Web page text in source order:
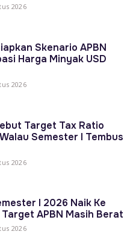
2026
Skenario APBN
Harga Minyak USD
2026
Target Tax Ratio
Semester I Tembus
2026
I 2026 Naik Ke
APBN Masih Berat
2026